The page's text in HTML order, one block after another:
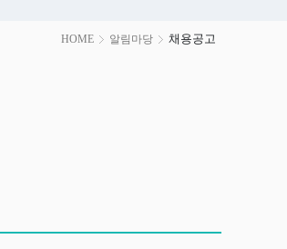
HOME 알림마당 채용공고